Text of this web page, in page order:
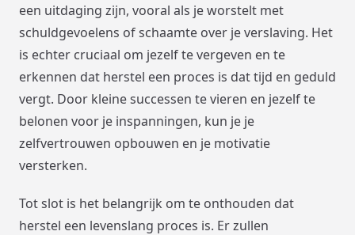
een uitdaging zijn, vooral als je worstelt met
schuldgevoelens of schaamte over je verslaving. Het
is echter cruciaal om jezelf te vergeven en te
erkennen dat herstel een proces is dat tijd en geduld
vergt. Door kleine successen te vieren en jezelf te
belonen voor je inspanningen, kun je je
zelfvertrouwen opbouwen en je motivatie
versterken.
Tot slot is het belangrijk om te onthouden dat
herstel een levenslang proces is. Er zullen